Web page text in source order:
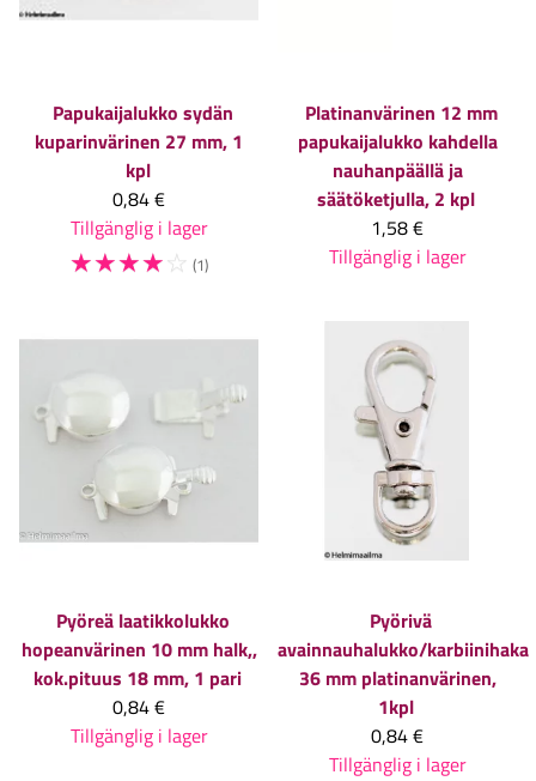
Papukaijalukko sydän
kuparinvärinen 27 mm, 1
kpl
0,84 €
Tillgänglig i lager
☆☆☆☆☆ (1)
Platinanvärinen 12 mm
papukaijalukko kahdella
nauhanpäällä ja
säätöketjulla, 2 kpl
1,58 €
Tillgänglig i lager
Pyöreä laatikkolukko
hopeanvärinen 10 mm halk,,
kok.pituus 18 mm, 1 pari
0,84 €
Tillgänglig i lager
Pyörivä
avainnauhalukko/karbiinihaka
36 mm platinanvärinen,
1kpl
0,84 €
Tillgänglig i lager